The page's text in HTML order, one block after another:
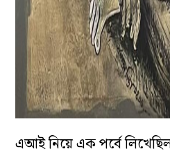
এআই নিয়ে এক পর্বে